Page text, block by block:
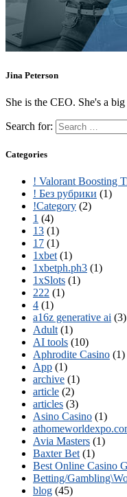
Jina Peterson
She is the CEO. She's a
Search for:
Categories
! Valorant Boosting
! Без рубрики (1)
!Category (2)
1 (4)
13 (1)
17 (1)
1xbet (1)
1xbetph.ph3 (1)
1xSlots (1)
222 (1)
4 (1)
a16z generative ai (3)
Adult (1)
AI tools (10)
Aphrodite Casino (1)
App (1)
archive (1)
article (2)
articles (3)
Asino Casino (1)
Avia Masters (1)
Baxter Bet (1)
Best Online Casino
Betting/
blog (45)